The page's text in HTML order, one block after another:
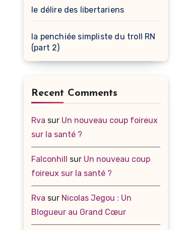
le délire des libertariens
la penchiée simpliste du troll RN
(part 2)
Recent Comments
Rva sur Un nouveau coup foireux
sur la santé ?
Falconhill sur Un nouveau coup
foireux sur la santé ?
Rva sur Nicolas Jegou : Un
Blogueur au Grand Cœur